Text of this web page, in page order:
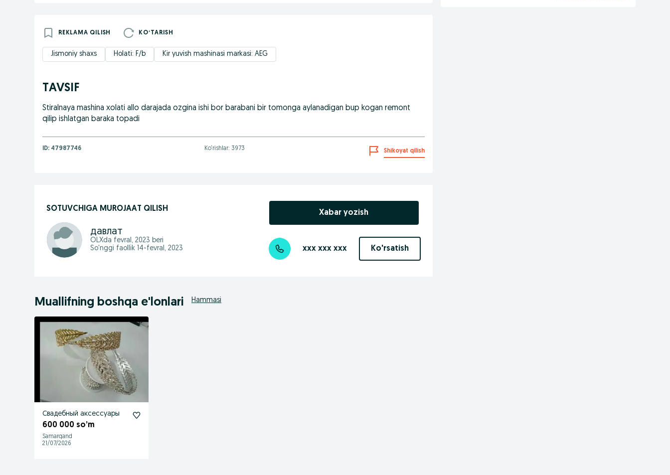
REKLAMA QILISH KOʻTARISH
Jismoniy shaxs Holati: F/b Kir yuvish mashinasi markasi: AEG
TAVSIF
Stiralnaya mashina xolati allo darajada ozgina ishi bor barabani bir tomonga aylanadigan bup kogan remont
qilip ishlatgan baraka topadi
ID: 47987746 Ko‘rishlar: 3973 Shikoyat qilish
SOTUVCHIGA MUROJAAT QILISH
давлат
OLXda fevral, 2023 beri
So'nggi faollik 14-fevral, 2023
Xabar yozish
xxx xxx xxx Ko'rsatish
Muallifning boshqa e'lonlari Hammasi
Свадебный аксессуары
600 000 so’m
Samarqand
21/07/2026